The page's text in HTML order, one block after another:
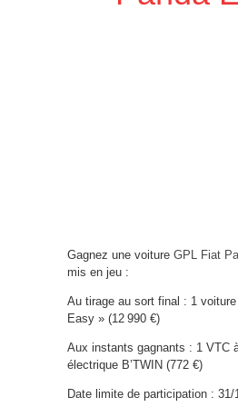
Gagnez une voiture GPL Fiat
mis en jeu :
Au tirage au sort final : 1
Easy » (12 990 €)
Aux instants gagnants : 1 VTC
électrique B’TWIN (772 €)
Date limite de participation : 31/